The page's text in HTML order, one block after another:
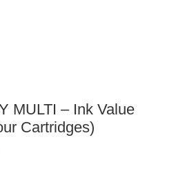
MULTI – Ink Value
Cartridges)